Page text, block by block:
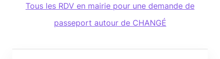
Tous les RDV en mairie pour une demande de
passeport autour de CHANGÉ